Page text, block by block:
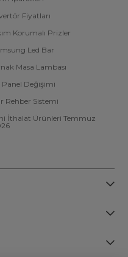
Fiyatları
Korumalı Prizler
Led Bar
Masa Lambası
Panel Değişimi
Rehber Sistemi
İthalat Ürünleri Temmuz